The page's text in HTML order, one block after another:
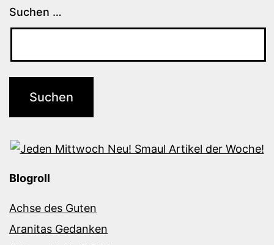
Suchen …
Blogroll
Achse des Guten
Aranitas Gedanken